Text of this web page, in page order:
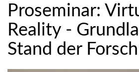
Proseminar:
Reality -
Stand der